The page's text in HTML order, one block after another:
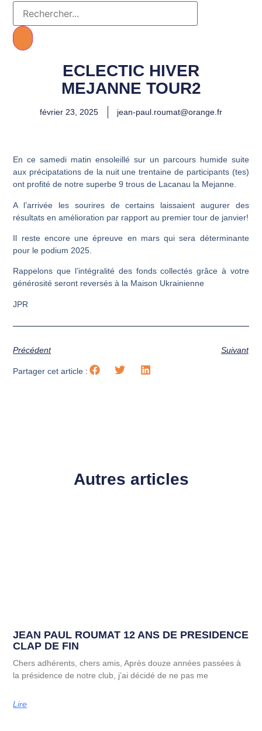
ECLECTIC HIVER
MEJANNE TOUR2
février 23, 2025 jean-paul.roumat@orange.fr
En ce samedi matin ensoleillé sur un parcours humide suite
aux précipatations de la nuit une trentaine de participants (tes)
ont profité de notre superbe 9 trous de Lacanau la Mejanne.
A l’arrivée les sourires de certains laissaient augurer des
résultats en amélioration par rapport au premier tour de janvier!
Il reste encore une épreuve en mars qui sera déterminante
pour le podium 2025.
Rappelons que l’intégralité des fonds collectés grâce à votre
générosité seront reversés à la Maison Ukrainienne
JPR
Précédent Suivant
Partager cet article :
Autres articles
JEAN PAUL ROUMAT 12 ANS DE PRESIDENCE
CLAP DE FIN
Chers adhérents, chers amis, Après douze années passées à
la présidence de notre club, j’ai décidé de ne pas me
Lire